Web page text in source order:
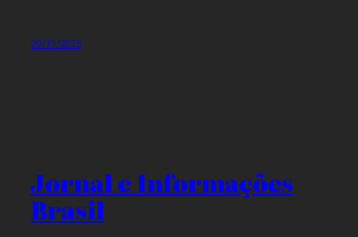
20/11/2025
Jornal e Informações
Brasil